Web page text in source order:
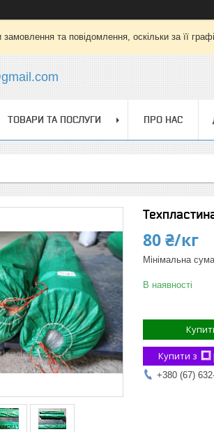
та повідомлення, оскільки за її
ТОВАРИ ТА ПОСЛУГИ ПРО НАС
80 ₴/кг
Мінімальна
В наявності
Купити з
+380 (67)